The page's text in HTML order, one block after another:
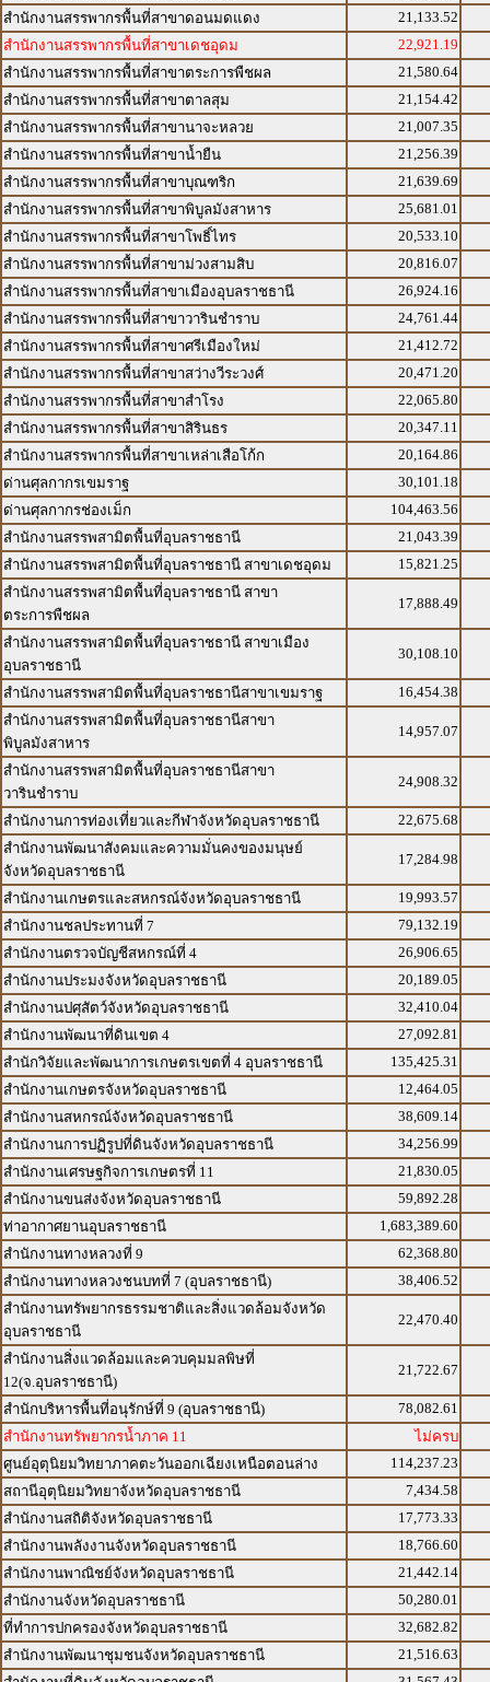
สำนักงานสรรพากรพื้นที่สาขาดอนมดแดง
21,133.52
สำนักงานสรรพากรพื้นที่สาขาเดชอุดม
22,921.19
สำนักงานสรรพากรพื้นที่สาขาตระการพืชผล
21,580.64
สำนักงานสรรพากรพื้นที่สาขาตาลสุม
21,154.42
สำนักงานสรรพากรพื้นที่สาขานาจะหลวย
21,007.35
สำนักงานสรรพากรพื้นที่สาขาน้ำยืน
21,256.39
สำนักงานสรรพากรพื้นที่สาขาบุณฑริก
21,639.69
สำนักงานสรรพากรพื้นที่สาขาพิบูลมังสาหาร
25,681.01
สำนักงานสรรพากรพื้นที่สาขาโพธิ์ไทร
20,533.10
สำนักงานสรรพากรพื้นที่สาขาม่วงสามสิบ
20,816.07
สำนักงานสรรพากรพื้นที่สาขาเมืองอุบลราชธานี
26,924.16
สำนักงานสรรพากรพื้นที่สาขาวารินชำราบ
24,761.44
สำนักงานสรรพากรพื้นที่สาขาศรีเมืองใหม่
21,412.72
สำนักงานสรรพากรพื้นที่สาขาสว่างวีระวงศ์
20,471.20
สำนักงานสรรพากรพื้นที่สาขาสำโรง
22,065.80
สำนักงานสรรพากรพื้นที่สาขาสิรินธร
20,347.11
สำนักงานสรรพากรพื้นที่สาขาเหล่าเสือโก้ก
20,164.86
ด่านศุลกากรเขมราฐ
30,101.18
ด่านศุลกากรช่องเม็ก
104,463.56
สำนักงานสรรพสามิตพื้นที่อุบลราชธานี
21,043.39
สำนักงานสรรพสามิตพื้นที่อุบลราชธานี สาขาเดชอุดม
15,821.25
สำนักงานสรรพสามิตพื้นที่อุบลราชธานี สาขา
ตระการพืชผล
17,888.49
สำนักงานสรรพสามิตพื้นที่อุบลราชธานี สาขาเมือง
อุบลราชธานี
30,108.10
สำนักงานสรรพสามิตพื้นที่อุบลราชธานีสาขาเขมราฐ
16,454.38
สำนักงานสรรพสามิตพื้นที่อุบลราชธานีสาขา
พิบูลมังสาหาร
14,957.07
สำนักงานสรรพสามิตพื้นที่อุบลราชธานีสาขา
วารินชำราบ
24,908.32
สำนักงานการท่องเที่ยวและกีฬาจังหวัดอุบลราชธานี
22,675.68
สำนักงานพัฒนาสังคมและความมั่นคงของมนุษย์
จังหวัดอุบลราชธานี
17,284.98
สำนักงานเกษตรและสหกรณ์จังหวัดอุบลราชธานี
19,993.57
สำนักงานชลประทานที่ 7
79,132.19
สำนักงานตรวจบัญชีสหกรณ์ที่ 4
26,906.65
สำนักงานประมงจังหวัดอุบลราชธานี
20,189.05
สำนักงานปศุสัตว์จังหวัดอุบลราชธานี
32,410.04
สำนักงานพัฒนาที่ดินเขต 4
27,092.81
สำนักวิจัยและพัฒนาการเกษตรเขตที่ 4 อุบลราชธานี
135,425.31
สำนักงานเกษตรจังหวัดอุบลราชธานี
12,464.05
สำนักงานสหกรณ์จังหวัดอุบลราชธานี
38,609.14
สำนักงานการปฏิรูปที่ดินจังหวัดอุบลราชธานี
34,256.99
สำนักงานเศรษฐกิจการเกษตรที่ 11
21,830.05
สำนักงานขนส่งจังหวัดอุบลราชธานี
59,892.28
ท่าอากาศยานอุบลราชธานี
1,683,389.60
สำนักงานทางหลวงที่ 9
62,368.80
สำนักงานทางหลวงชนบทที่ 7 (อุบลราชธานี)
38,406.52
สำนักงานทรัพยากรธรรมชาติและสิ่งแวดล้อมจังหวัด
อุบลราชธานี
22,470.40
สำนักงานสิ่งแวดล้อมและควบคุมมลพิษที่
12(จ.อุบลราชธานี)
21,722.67
สำนักบริหารพื้นที่อนุรักษ์ที่ 9 (อุบลราชธานี)
78,082.61
สำนักงานทรัพยากรน้ำภาค 11
ไม่ครบ
ศูนย์อุตุนิยมวิทยาภาคตะวันออกเฉียงเหนือตอนล่าง
114,237.23
สถานีอุตุนิยมวิทยาจังหวัดอุบลราชธานี
7,434.58
สำนักงานสถิติจังหวัดอุบลราชธานี
17,773.33
สำนักงานพลังงานจังหวัดอุบลราชธานี
18,766.60
สำนักงานพาณิชย์จังหวัดอุบลราชธานี
21,442.14
สำนักงานจังหวัดอุบลราชธานี
50,280.01
ที่ทำการปกครองจังหวัดอุบลราชธานี
32,682.82
สำนักงานพัฒนาชุมชนจังหวัดอุบลราชธานี
21,516.63